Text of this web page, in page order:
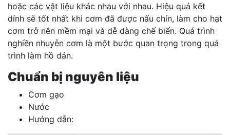
hoặc các vật liệu khác nhau với nhau. Hiệu quả kết
dính sẽ tốt nhất khi cơm đã được nấu chín, làm cho hạt
cơm trở nên mềm mại và dễ dàng chế biến. Quá trình
nghiền nhuyễn cơm là một bước quan trọng trong quá
trình làm hồ dán.
Chuẩn bị nguyên liệu
Cơm gạo
Nước
Hướng dẫn: